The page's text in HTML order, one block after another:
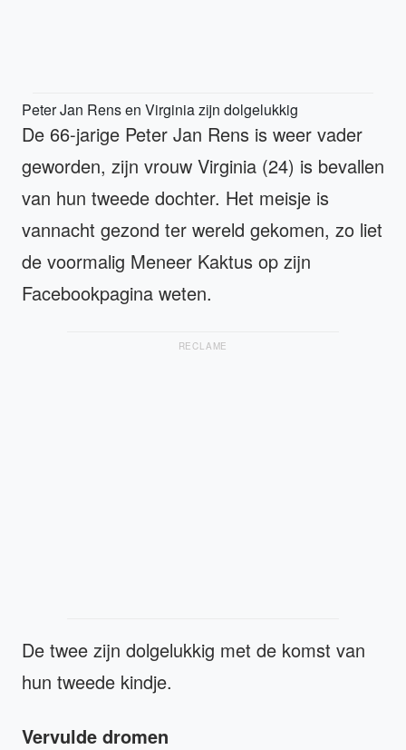
Peter Jan Rens en Virginia zijn dolgelukkig
De 66-jarige Peter Jan Rens is weer vader
geworden, zijn vrouw Virginia (24) is bevallen
van hun tweede dochter. Het meisje is
vannacht gezond ter wereld gekomen, zo liet
de voormalig Meneer Kaktus op zijn
Facebookpagina weten.
RECLAME
De twee zijn dolgelukkig met de komst van
hun tweede kindje.
Vervulde dromen